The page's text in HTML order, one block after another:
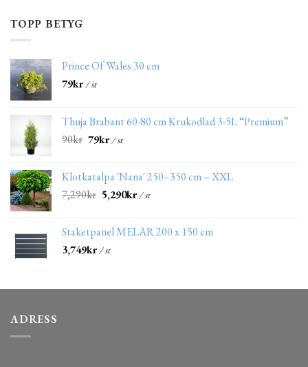
TOPP BETYG
Prince Of Wales 30 cm
79kr/ st
Thuja Brabant 60-80 cm Krukodlad 3-5L “Premium”
90kr 79kr/ st
Klotkatalpa 'Nana' 250–350 cm – XXL
7,290kr 5,290kr/ st
Staketpanel MELAR 200 x 150 cm
3,749kr/ st
ADRESS